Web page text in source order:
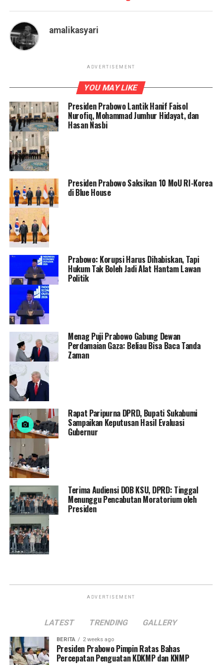
amalikasyari
ADVERTISEMENT
YOU MAY LIKE
Presiden Prabowo Lantik Hanif Faisol
Nurofiq, Mohammad Jumhur Hidayat, dan
Hasan Nasbi
Presiden Prabowo Saksikan 10 MoU RI-Korea
di Blue House
Prabowo: Korupsi Harus Dihabiskan, Tapi
Hukum Tak Boleh Jadi Alat Hantam Lawan
Politik
Menag Puji Prabowo Gabung Dewan
Perdamaian Gaza: Beliau Bisa Baca Tanda
Zaman
Rapat Paripurna DPRD, Bupati Sukabumi
Sampaikan Keputusan Hasil Evaluasi
Gubernur
Terima Audiensi DOB KSU, DPRD: Tinggal
Menunggu Pencabutan Moratorium oleh
Presiden
ADVERTISEMENT
LATEST TRENDING GALLERY
BERITA 2 weeks ago
Presiden Prabowo Pimpin Ratas Bahas
Percepatan Penguatan KDKMP dan KNMP